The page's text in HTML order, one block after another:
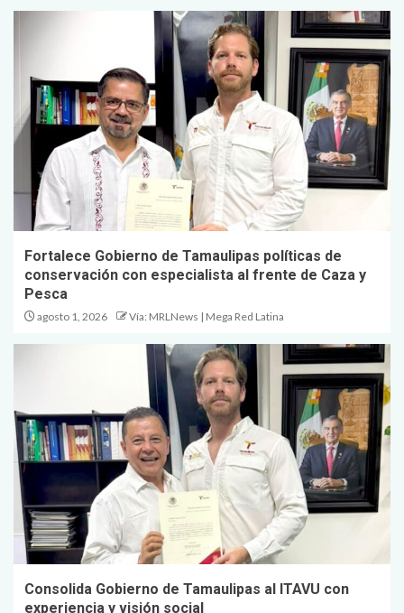
Fortalece Gobierno de Tamaulipas políticas de
conservación con especialista al frente de Caza y
Pesca
agosto 1, 2026 Vía: MRLNews | Mega Red Latina
Consolida Gobierno de Tamaulipas al ITAVU con
experiencia y visión social